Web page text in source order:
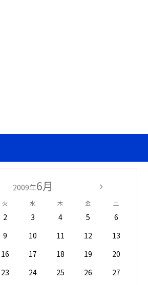
2009年6月
火 水 木 金 土
2 3 4 5
6
9 10 11 12
13
16 17 18 19
20
23 24 25 26
27